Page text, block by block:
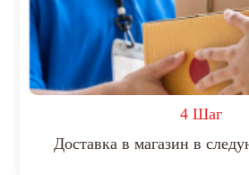
4 Шаг
Доставка в магазин в